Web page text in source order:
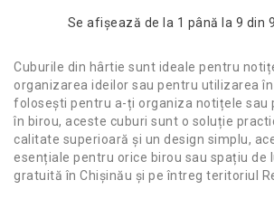
Se afişează de la 1 până la 9 din
Cuburile din hârtie sunt ideale pentru
organizarea ideilor sau pentru utilizarea în
folosești pentru a-ți organiza notițele sau
în birou, aceste cuburi sunt o soluție
calitate superioară și un design simplu,
esențiale pentru orice birou sau spațiu de
gratuită în Chișinău și pe întreg teritoriul